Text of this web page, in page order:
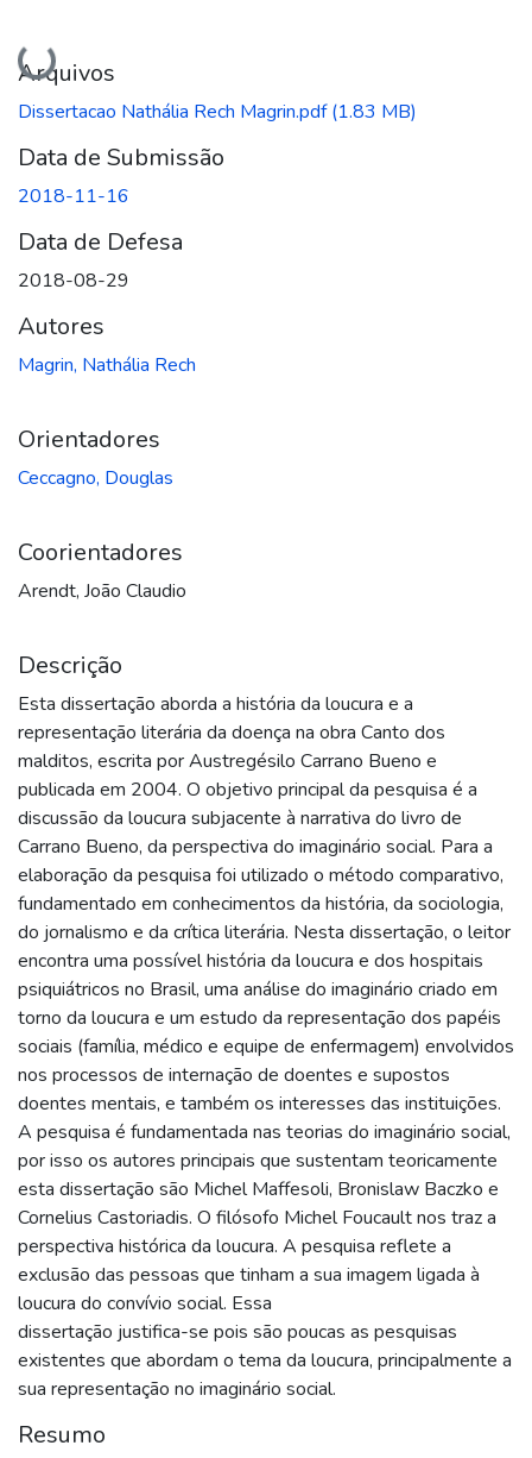
Carregando...
Arquivos
Dissertacao Nathália Rech Magrin.pdf(1.83 MB)
Data de Submissão
2018-11-16
Data de Defesa
2018-08-29
Autores
Magrin, Nathália Rech
Orientadores
Ceccagno, Douglas
Coorientadores
Arendt, João Claudio
Descrição
Esta dissertação aborda a história da loucura e a
representação literária da doença na obra Canto dos
malditos, escrita por Austregésilo Carrano Bueno e
publicada em 2004. O objetivo principal da pesquisa é a
discussão da loucura subjacente à narrativa do livro de
Carrano Bueno, da perspectiva do imaginário social. Para a
elaboração da pesquisa foi utilizado o método comparativo,
fundamentado em conhecimentos da história, da sociologia,
do jornalismo e da crítica literária. Nesta dissertação, o leitor
encontra uma possível história da loucura e dos hospitais
psiquiátricos no Brasil, uma análise do imaginário criado em
torno da loucura e um estudo da representação dos papéis
sociais (família, médico e equipe de enfermagem) envolvidos
nos processos de internação de doentes e supostos
doentes mentais, e também os interesses das instituições.
A pesquisa é fundamentada nas teorias do imaginário social,
por isso os autores principais que sustentam teoricamente
esta dissertação são Michel Maffesoli, Bronislaw Baczko e
Cornelius Castoriadis. O filósofo Michel Foucault nos traz a
perspectiva histórica da loucura. A pesquisa reflete a
exclusão das pessoas que tinham a sua imagem ligada à
loucura do convívio social. Essa
dissertação justifica-se pois são poucas as pesquisas
existentes que abordam o tema da loucura, principalmente a
sua representação no imaginário social.
Resumo